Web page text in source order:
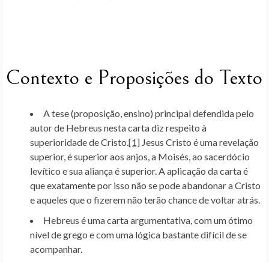
Contexto e Proposições do Texto
A tese (proposição, ensino) principal defendida pelo
autor de Hebreus nesta carta diz respeito à
superioridade de Cristo.[1] Jesus Cristo é uma revelação
superior, é superior aos anjos, a Moisés, ao sacerdócio
levítico e sua aliança é superior. A aplicação da carta é
que exatamente por isso não se pode abandonar a Cristo
e aqueles que o fizerem não terão chance de voltar atrás.
Hebreus é uma carta argumentativa, com um ótimo
nível de grego e com uma lógica bastante difícil de se
acompanhar.